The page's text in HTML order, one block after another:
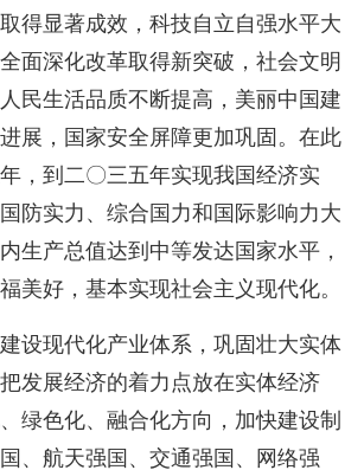
得显著成效，科技自立自强水平大
面深化改革取得新突破，社会文明
民生活品质不断提高，美丽中国建
展，国家安全屏障更加巩固。在此
，到二〇三五年实现我国经济实
防实力、综合国力和国际影响力大
生产总值达到中等发达国家水平，
美好，基本实现社会主义现代化。
设现代化产业体系，巩固壮大实体
发展经济的着力点放在实体经济
绿色化、融合化方向，加快建设制
、航天强国、交通强国、网络强